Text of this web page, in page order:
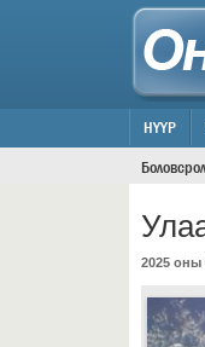
НҮҮР
Боловсрол
2025 оны